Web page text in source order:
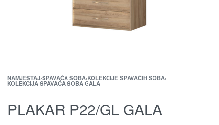
NAMJEŠTAJ›SPAVAĆA SOBA›KOLEKCIJE SPAVAĆIH SOBA›
KOLEKCIJA SPAVAĆA SOBA GALA
PLAKAR P22/GL GALA